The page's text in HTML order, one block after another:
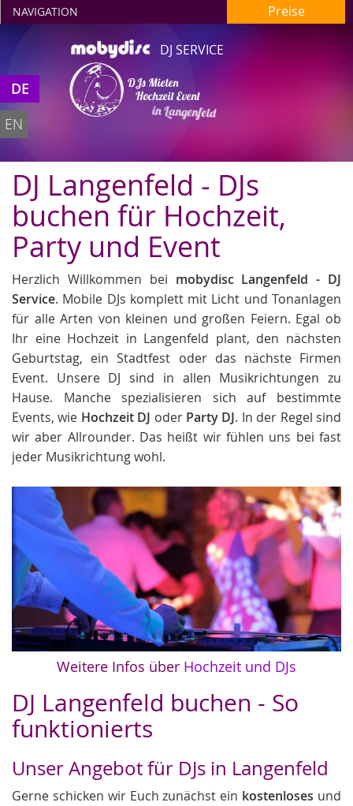
DJ SERVICE
DJs Mieten
Hochzeit Event
in Langenfeld
NAVIGATION Preise
DE
EN
DJ Langenfeld - DJs
buchen für Hochzeit,
Party und Event
Herzlich Willkommen bei mobydisc Langenfeld - DJ
Service. Mobile DJs komplett mit Licht und Tonanlagen
für alle Arten von kleinen und großen Feiern. Egal ob
Ihr eine Hochzeit in Langenfeld plant, den nächsten
Geburtstag, ein Stadtfest oder das nächste Firmen
Event. Unsere DJ sind in allen Musikrichtungen zu
Hause. Manche spezialisieren sich auf bestimmte
Events, wie Hochzeit DJ oder Party DJ. In der Regel sind
wir aber Allrounder. Das heißt wir fühlen uns bei fast
jeder Musikrichtung wohl.
Weitere Infos über Hochzeit und DJs
DJ Langenfeld buchen - So
funktionierts
Unser Angebot für DJs in Langenfeld
Gerne schicken wir Euch zunächst ein kostenloses und